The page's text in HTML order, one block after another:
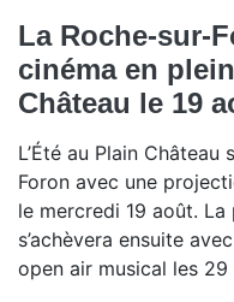
La Roche-sur-
cinéma en
Château le 19
L’Été au Plain
Foron avec une
le mercredi 19 août.
s’achèvera ensuite
open air musical les